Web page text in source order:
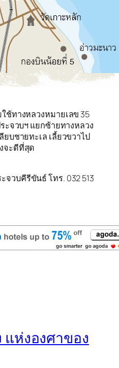
ช้ทางหลวงหมายเลข 35
ะจวบฯ แยกซ้ายทางหลวง
บชายทะเล เลี้ยวขวาไป
จะดีที่สุด
วบคีรีขันธ์ โทร. 032 513
แห่งองศาของ